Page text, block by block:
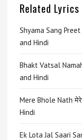
Related Lyrics
Shyama Sang Preet
and Hindi
Bhakt Vatsal
and Hindi
Mere Bhole Nath
Hindi
Ek Lota Jal Saari